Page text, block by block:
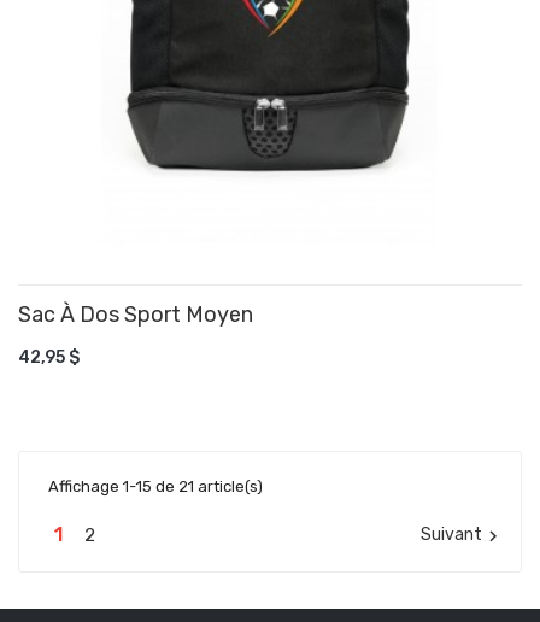
Sac À Dos Sport Moyen
42,95 $
Affichage 1-15 de 21 article(s)
1 2 Suivant 